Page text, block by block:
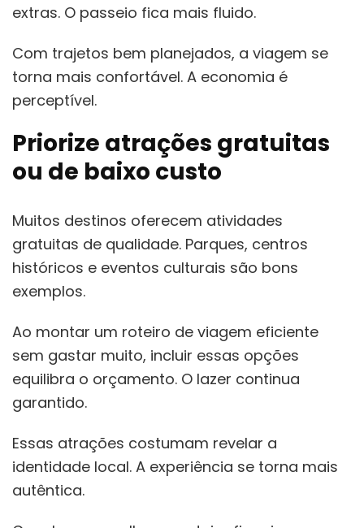
extras. O passeio fica mais fluido.
Com trajetos bem planejados, a viagem se
torna mais confortável. A economia é
perceptível.
Priorize atrações gratuitas
ou de baixo custo
Muitos destinos oferecem atividades
gratuitas de qualidade. Parques, centros
históricos e eventos culturais são bons
exemplos.
Ao montar um roteiro de viagem eficiente
sem gastar muito, incluir essas opções
equilibra o orçamento. O lazer continua
garantido.
Essas atrações costumam revelar a
identidade local. A experiência se torna mais
autêntica.